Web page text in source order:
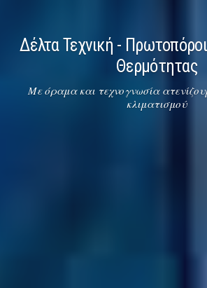
Δέλτα Τεχνική -
Θερμότητας
Με όραμα και τεχνογνωσία
κλιματισμού